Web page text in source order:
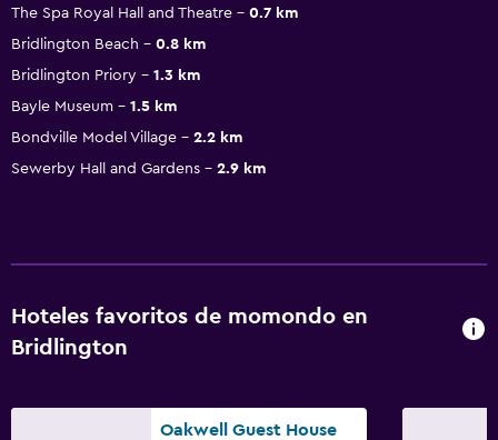
The Spa Royal Hall and Theatre
0.7 km
Bridlington Beach
0.8 km
Bridlington Priory
1.3 km
Bayle Museum
1.5 km
Bondville Model Village
2.2 km
Sewerby Hall and Gardens
2.9 km
Hoteles favoritos de momondo en
Bridlington
Oakwell Guest House